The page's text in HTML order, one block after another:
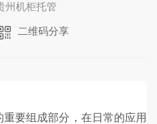
州机柜托管
二维码分享
要组成部分，在日常的应用